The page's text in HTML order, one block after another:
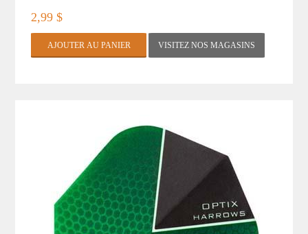
2,99 $
VISITEZ NOS MAGASINS